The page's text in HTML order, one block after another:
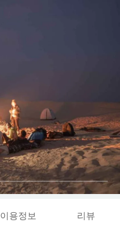
이용정보 리뷰